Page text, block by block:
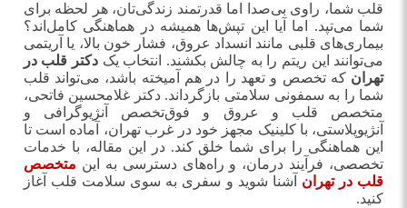
قلب شما، راوی بی‌صدا اما قدرتمند زندگی‌تان، هر لحظه برای
شما می‌تپد. اما آیا این تپش‌ها همیشه در هماهنگی کامل‌اند؟
بیماری‌های قلبی مانند انسداد عروق، فشار خون بالا، یا آریتمی
می‌توانند این ریتم را به چالش بکشند. انتخاب یکدکتر قلب در
تهران که تخصص و تعهد را در هم آمیخته باشد، می‌تواند قلب
شما را به سمفونی سلامتی بازگرداند. دکتر غلامحسین فاتحی،
متخصص قلب و عروق و فوق‌تخصص آنژیوگرافی و
آنژیوپلاستی، با کلینیک مجهز خود در غرب تهران، آماده است تا
این هماهنگی را برای شما خلق کند. در این مقاله، با خدمات
تخصصی، فرآیند درمان، و راه‌های دسترسی به این متخصص
قلب در تهران آشنا شوید و سفری به سوی سلامت قلب آغاز
کنید.